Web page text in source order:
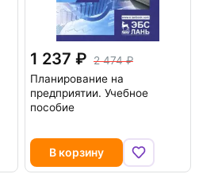
1 237
2 474
Планирование на
предприятии. Учебное
пособие
В корзину